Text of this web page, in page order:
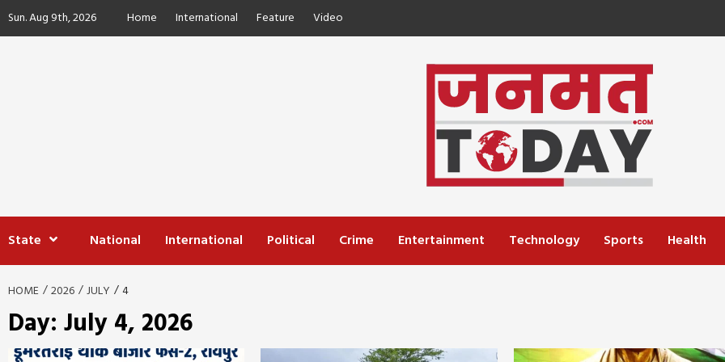
Skip
toSun. Aug 9th, 2026 Home International Feature Video
State National International Political Crime Entertainment Technology Sports Health
HOME 2026 JULY 4
Day: July 4, 2026